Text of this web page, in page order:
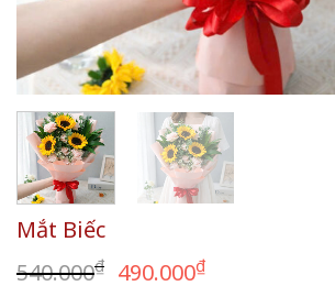
Mắt Biếc
540.000₫ Giá
490.000₫Giá